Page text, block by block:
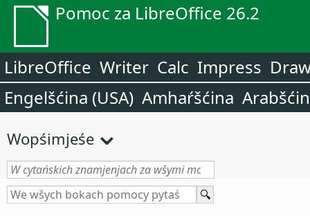
Pomoc za LibreOffice 26.2
LibreOffice Writer Calc Impress
Engelšćina (USA) Amhaŕšćina
Wopśimjeśe